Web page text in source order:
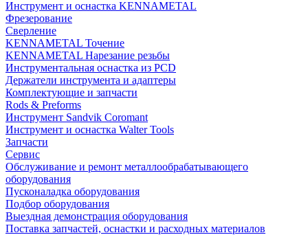
Инструмент и оснастка KENNAMETAL
Фрезерование
Сверление
KENNAMETAL Точение
KENNAMETAL Нарезание резьбы
Инструментальная оснастка из PCD
Держатели инструмента и адаптеры
Комплектующие и запчасти
Rods & Preforms
Инструмент Sandvik Coromant
Инструмент и оснастка Walter Tools
Запчасти
Сервис
Обслуживание и ремонт металлообрабатывающего
оборудования
Пусконаладка оборудования
Подбор оборудования
Выездная демонстрация оборудования
Поставка запчастей, оснастки и расходных материалов